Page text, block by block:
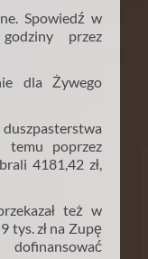
Spowiedź w
przez
dla Żywego
temu poprzez
4181,42 zł,
też w
tys. zł na Zupę